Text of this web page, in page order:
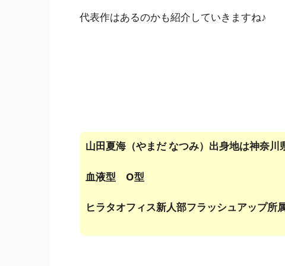
代表作はあるのかも紹介していきますね♪
山田夏海（やまだ なつみ） 出身地は神奈川
血液型 O型
ヒラタオフィス新人部フラッシュアップ所